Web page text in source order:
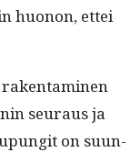
huonon, ettei
seu­raus ja
on suun­